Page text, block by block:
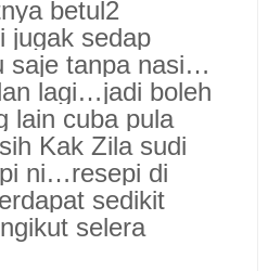
betul2
sedap
saje tanpa nasi…
lagi…jadi boleh
lain cuba pula
Kak Zila sudi
ni…resepi di
sedikit
selera